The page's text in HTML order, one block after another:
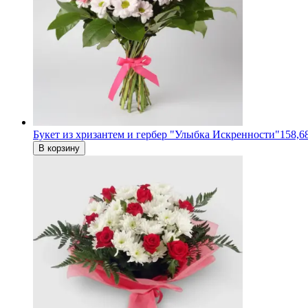
Букет из хризантем и гербер "Улыбка Искренности"
В корзину